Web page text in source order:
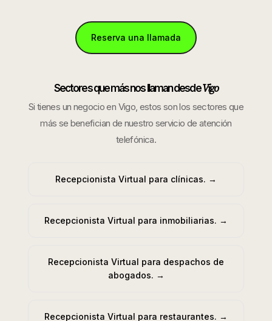
Reserva una llamada
Sectores que más nos llaman desdeVigo
Si tienes un negocio en Vigo, estos son los sectores que
más se benefician de nuestro servicio de atención
telefónica.
Recepcionista Virtual para clínicas. →
Recepcionista Virtual para inmobiliarias. →
Recepcionista Virtual para despachos de
abogados. →
Recepcionista Virtual para restaurantes. →